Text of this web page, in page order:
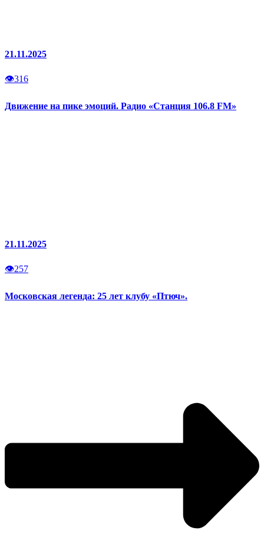
21.11.2025
👁316
Движение на пике эмоций. Радио «Станция 106.8 FM»
21.11.2025
👁257
Московская легенда: 25 лет клубу «Птюч».